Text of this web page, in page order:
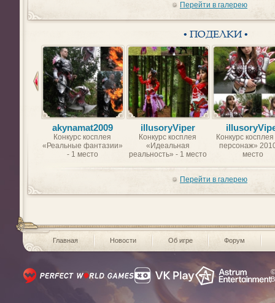
Перейти в галерею
• ПОДЕЛКИ •
akynamat2009
Конкурс косплея
«Реальные фантазии»
- 1 место
illusoryViper
Конкурс косплея
«Идеальная
реальность» - 1 место
Конкурс
персонаж»
место
Перейти в галерею
Главная Новости Об игре Форум